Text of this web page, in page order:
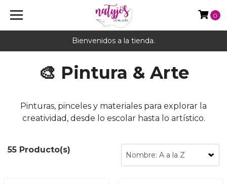
Bienvenidos a la tienda.
0
🎨 Pintura & Arte
Pinturas, pinceles y materiales para explorar la
creatividad, desde lo escolar hasta lo artístico.
55 Producto(s)